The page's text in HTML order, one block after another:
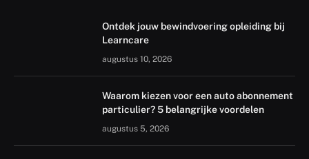
Ontdek jouw bewindvoering opleiding bij
Learncare
augustus 10, 2026
Waarom kiezen voor een auto abonnement
particulier? 5 belangrijke voordelen
augustus 5, 2026